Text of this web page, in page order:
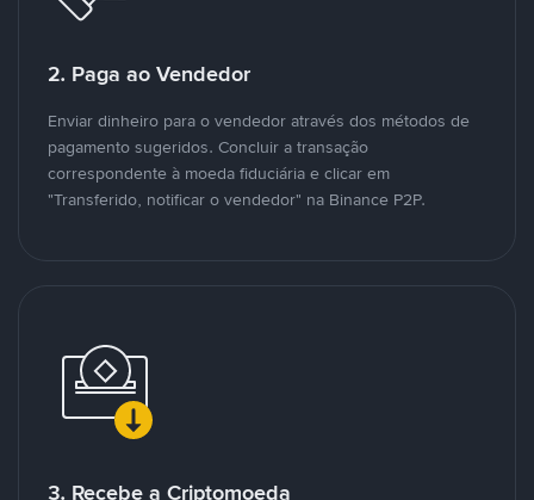
2. Paga ao Vendedor
Enviar dinheiro para o vendedor através dos métodos de
pagamento sugeridos. Concluir a transação
correspondente à moeda fiduciária e clicar em
"Transferido, notificar o vendedor" na Binance P2P.
3. Recebe a Criptomoeda